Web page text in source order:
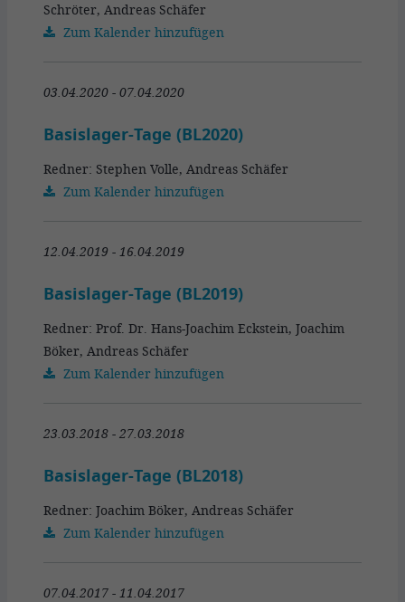
Schröter, Andreas Schäfer
Zum Kalender hinzufügen
03.04.2020 - 07.04.2020
Basislager-Tage (BL2020)
Redner: Stephen Volle, Andreas Schäfer
Zum Kalender hinzufügen
12.04.2019 - 16.04.2019
Basislager-Tage (BL2019)
Redner: Prof. Dr. Hans-Joachim Eckstein, Joachim
Böker, Andreas Schäfer
Zum Kalender hinzufügen
23.03.2018 - 27.03.2018
Basislager-Tage (BL2018)
Redner: Joachim Böker, Andreas Schäfer
Zum Kalender hinzufügen
07.04.2017 - 11.04.2017